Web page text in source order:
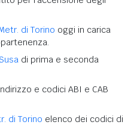
di Torino oggi in carica
di prima e seconda
e codici ABI e CAB
di Torino elenco dei codici di